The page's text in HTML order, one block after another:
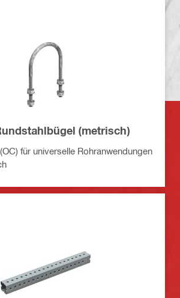
(metrisch)
für universelle Rohranwendungen